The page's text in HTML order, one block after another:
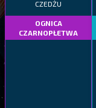
CZEDŻU
OGNICA
CZARNOPŁETWA